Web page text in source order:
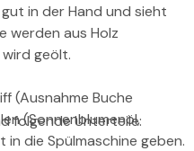
in der Hand und sieht
werden aus Holz
geölt.
(Ausnahme Buche
(Sonnenblumenöl,
die Spülmaschine geben.
folgende Unterteile: